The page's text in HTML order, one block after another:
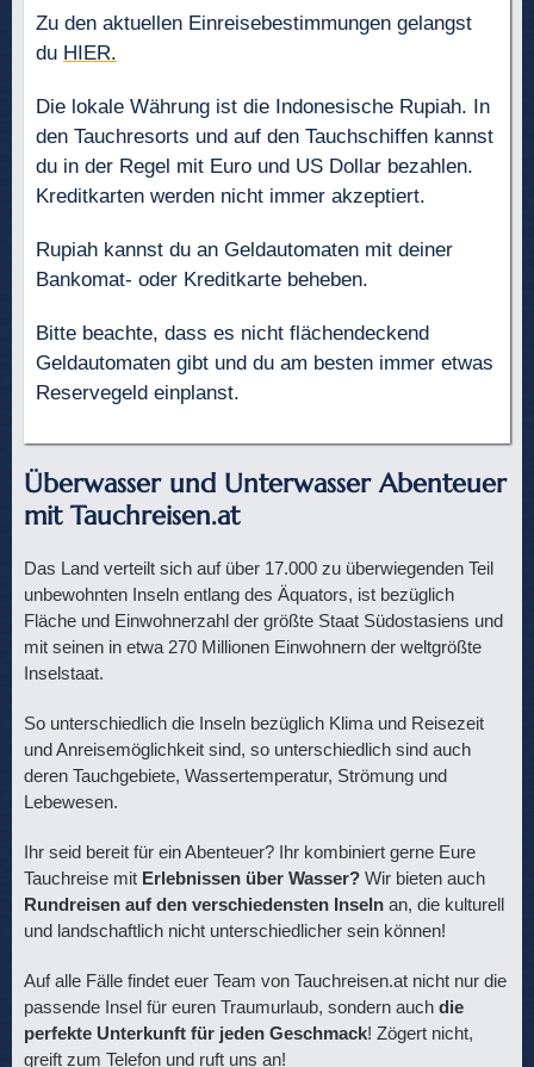
Zu den aktuellen Einreisebestimmungen gelangst
du HIER.
Die lokale Währung ist die Indonesische Rupiah. In
den Tauchresorts und auf den Tauchschiffen kannst
du in der Regel mit Euro und US Dollar bezahlen.
Kreditkarten werden nicht immer akzeptiert.
Rupiah kannst du an Geldautomaten mit deiner
Bankomat- oder Kreditkarte beheben.
Bitte beachte, dass es nicht flächendeckend
Geldautomaten gibt und du am besten immer etwas
Reservegeld einplanst.
Überwasser und Unterwasser Abenteuer
mit Tauchreisen.at
Das Land verteilt sich auf über 17.000 zu überwiegenden Teil
unbewohnten Inseln entlang des Äquators, ist bezüglich
Fläche und Einwohnerzahl der größte Staat Südostasiens und
mit seinen in etwa 270 Millionen Einwohnern der weltgrößte
Inselstaat.
So unterschiedlich die Inseln bezüglich Klima und Reisezeit
und Anreisemöglichkeit sind, so unterschiedlich sind auch
deren Tauchgebiete, Wassertemperatur, Strömung und
Lebewesen.
Ihr seid bereit für ein Abenteuer? Ihr kombiniert gerne Eure
Tauchreise mit Erlebnissen über Wasser? Wir bieten auch
Rundreisen auf den verschiedensten Inseln an, die kulturell
und landschaftlich nicht unterschiedlicher sein können!
Auf alle Fälle findet euer Team von Tauchreisen.at nicht nur die
passende Insel für euren Traumurlaub, sondern auch die
perfekte Unterkunft für jeden Geschmack! Zögert nicht,
greift zum Telefon und ruft uns an!